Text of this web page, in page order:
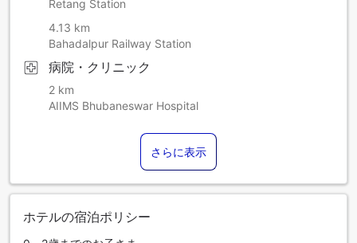
Retang Station
4.13 km
Bahadalpur Railway Station
病院・クリニック
2 km
AIIMS Bhubaneswar Hospital
さらに表示
ホテルの宿泊ポリシー